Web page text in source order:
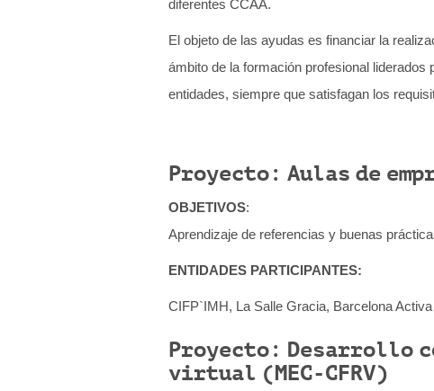
diferentes CCAA.
El objeto de las ayudas es financiar la
ámbito de la formación profesional
entidades, siempre que satisfagan los
Proyecto: Aulas de
OBJETIVOS:
Aprendizaje de referencias y buenas
ENTIDADES PARTICIPANTES:
CIFP`IMH, La Salle Gracia, Barcelona Activa
Proyecto: Desarrollo
virtual (MEC-CFRV)